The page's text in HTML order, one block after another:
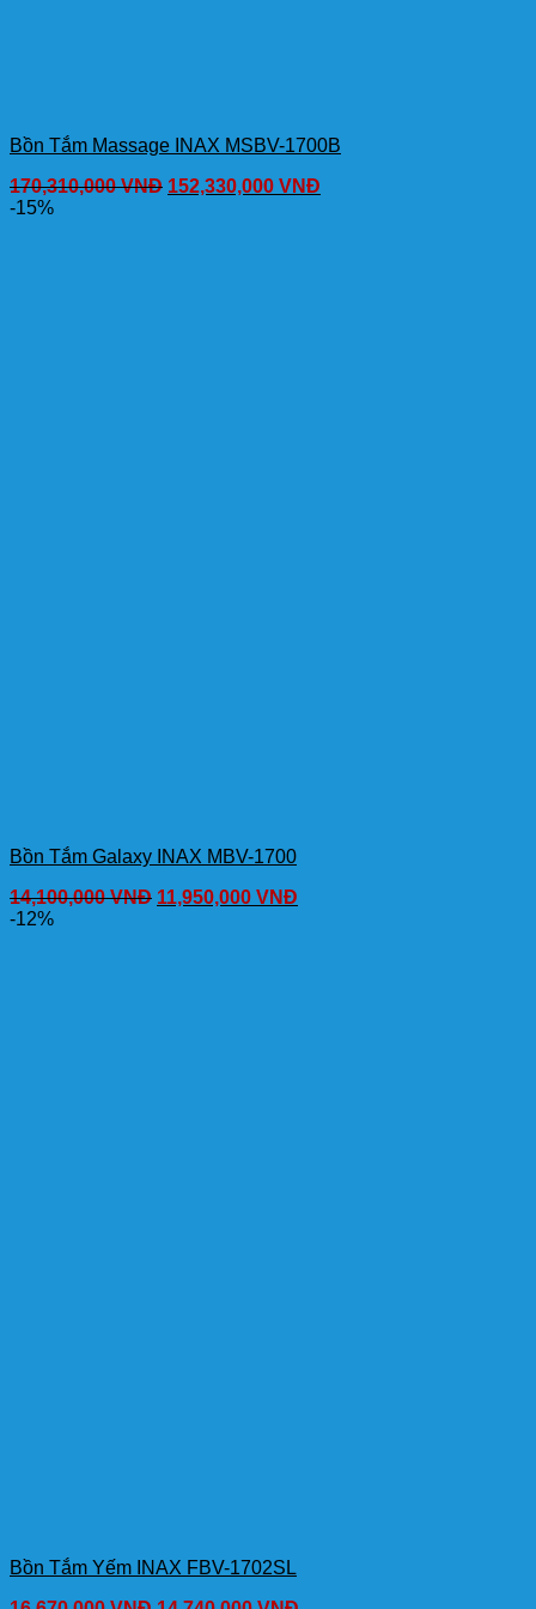
Bồn Tắm Massage INAX MSBV-1700B
170,310,000VNĐ 152,330,000 VNĐ
-15%
Bồn Tắm Galaxy INAX MBV-1700
14,100,000VNĐ 11,950,000 VNĐ
-12%
Bồn Tắm Yếm INAX FBV-1702SL